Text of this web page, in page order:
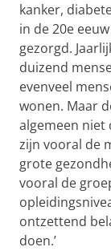
kanker,
in de 20e
gezorgd.
duizend
evenveel
wonen. Maar
algemeen niet
zijn vooral de
grote
vooral de
ontzettend
doen.’